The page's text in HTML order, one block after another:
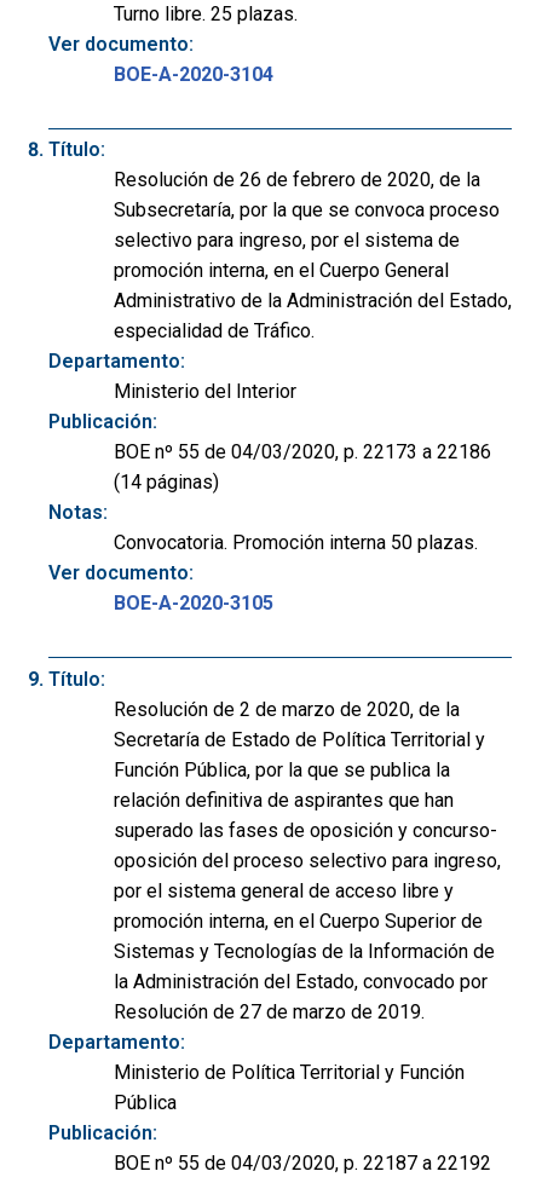
Turno libre. 25 plazas.
Ver documento:
BOE-A-2020-3104
Título:
Resolución de 26 de febrero de 2020, de la
Subsecretaría, por la que se convoca proceso
selectivo para ingreso, por el sistema de
promoción interna, en el Cuerpo General
Administrativo de la Administración del Estado,
especialidad de Tráfico.
Departamento:
Ministerio del Interior
Publicación:
BOE nº 55 de 04/03/2020, p. 22173 a 22186
(14 páginas)
Notas:
Convocatoria. Promoción interna 50 plazas.
Ver documento:
BOE-A-2020-3105
Título:
Resolución de 2 de marzo de 2020, de la
Secretaría de Estado de Política Territorial y
Función Pública, por la que se publica la
relación definitiva de aspirantes que han
superado las fases de oposición y concurso-
oposición del proceso selectivo para ingreso,
por el sistema general de acceso libre y
promoción interna, en el Cuerpo Superior de
Sistemas y Tecnologías de la Información de
la Administración del Estado, convocado por
Resolución de 27 de marzo de 2019.
Departamento:
Ministerio de Política Territorial y Función
Pública
Publicación:
BOE nº 55 de 04/03/2020, p. 22187 a 22192